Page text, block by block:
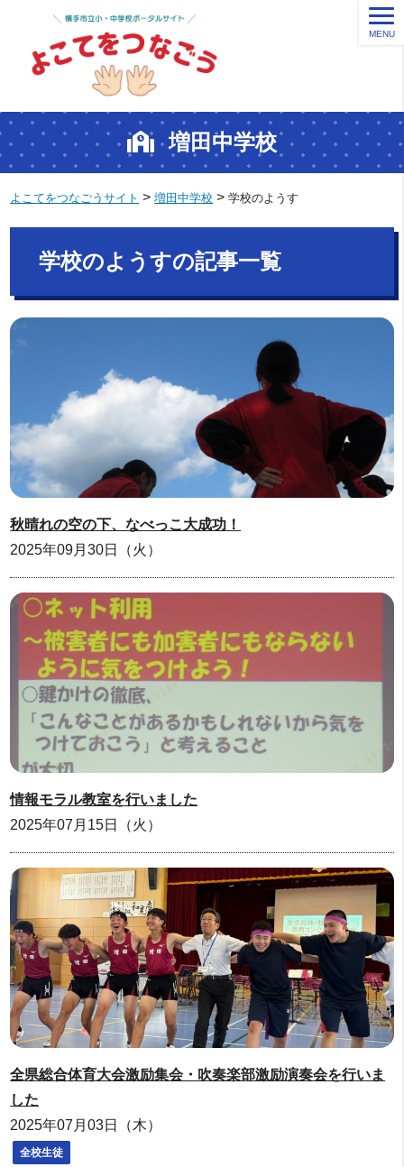
増田中学校
MENU
よこてをつなごうサイト >増田中学校 >学校のようす
学校のようすの記事一覧
秋晴れの空の下、なべっこ大成功！
2025年09月30日（火）
情報モラル教室を行いました
2025年07月15日（火）
全県総合体育大会激励集会・吹奏楽部激励演奏会を行いま
した
2025年07月03日（木）
全校生徒